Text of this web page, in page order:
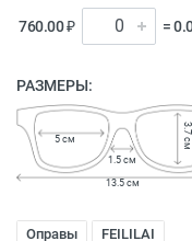
760.00 ₽ =
РАЗМЕРЫ:
1.5 см
5 см 3.7 см
13.5 см
Оправы FEILILAI